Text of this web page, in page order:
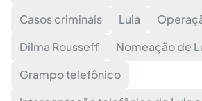
Casos criminais
Lula
Dilma Rousseff
Nomeação de
Grampo telefônico